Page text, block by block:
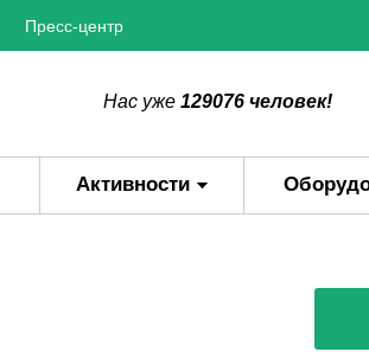
Пресс-центр
Нас уже 129076 человек!
Активности